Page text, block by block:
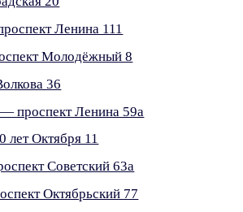
Ленина 111
Молодёжный 8
36
проспект Ленина 59а
лет Октября 11
Советский 63а
Октябрьский 77